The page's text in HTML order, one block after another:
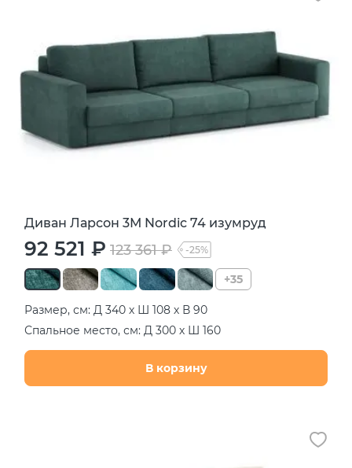
Диван Ларсон 3М Nordic 74 изумруд
92 521 ₽ 123 361 ₽ -25%
+35
Размер, см: Д 340 х Ш 108 х В 90
Спальное место, см: Д 300 х Ш 160
В корзину